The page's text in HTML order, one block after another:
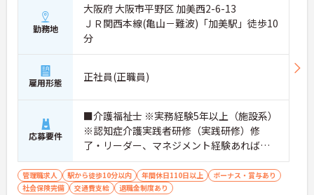
勤務地
大阪府 大阪市平野区 加美西2-6-13
ＪＲ関西本線(亀山－難波)「加美駅」徒歩10
分
雇用形態 正社員(正職員)
応募要件
■介護福祉士 ※実務経験5年以上（施設系）
※認知症介護実践者研修（実践研修）修
了・リーダー、マネジメント経験あれば尚
可
管理職求人 駅から徒歩10分以内 年間休日110日以上
ボーナス・賞与あり
社会保険完備
交通費支給 退職金制度あり